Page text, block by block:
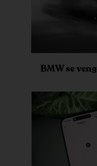
BMW se